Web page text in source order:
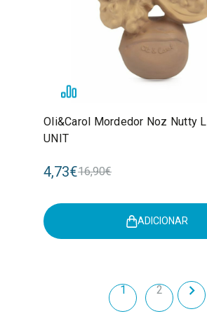
Oli&Carol Mordedor Noz Nutty
UNIT
4,73€16,90€
ADICIONAR
1 2